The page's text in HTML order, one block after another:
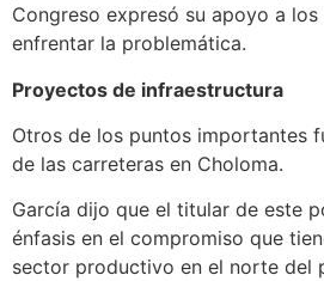
Congreso expresó su apoyo a
enfrentar la problemática.
Proyectos de infraestructura
Otros de los puntos importantes
de las carreteras en Choloma.
García dijo que el titular de este
énfasis en el compromiso que
sector productivo en el norte del